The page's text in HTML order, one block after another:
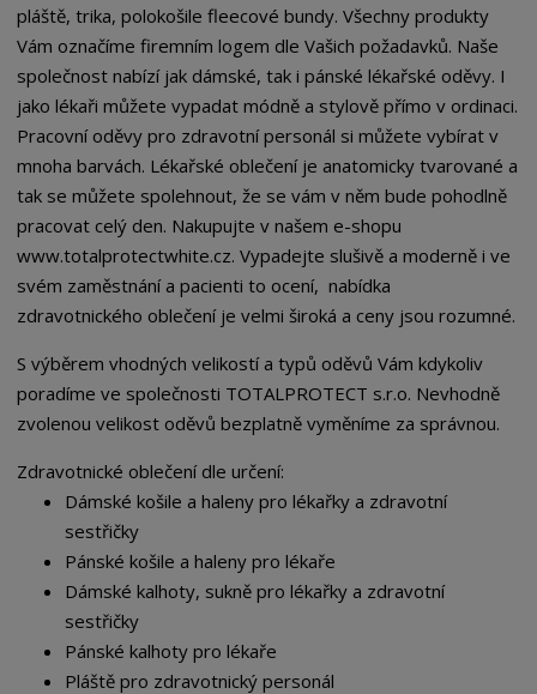
pláště, trika, polokošile fleecové bundy. Všechny produkty
Vám označíme firemním logem dle Vašich požadavků. Naše
společnost nabízí jak dámské, tak i pánské lékařské oděvy. I
jako lékaři můžete vypadat módně a stylově přímo v ordinaci.
Pracovní oděvy pro zdravotní personál si můžete vybírat v
mnoha barvách. Lékařské oblečení je anatomicky tvarované a
tak se můžete spolehnout, že se vám v něm bude pohodlně
pracovat celý den. Nakupujte v našem e-shopu
www.totalprotectwhite.cz. Vypadejte slušivě a moderně i ve
svém zaměstnání a pacienti to ocení, nabídka
zdravotnického oblečení je velmi široká a ceny jsou rozumné.
S výběrem vhodných velikostí a typů oděvů Vám kdykoliv
poradíme ve společnosti TOTALPROTECT s.r.o. Nevhodně
zvolenou velikost oděvů bezplatně vyměníme za správnou.
Zdravotnické oblečení dle určení:
Dámské košile a haleny pro lékařky a zdravotní
sestřičky
Pánské košile a haleny pro lékaře
Dámské kalhoty, sukně pro lékařky a zdravotní
sestřičky
Pánské kalhoty pro lékaře
Pláště pro zdravotnický personál